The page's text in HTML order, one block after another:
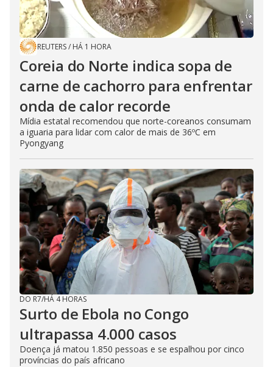
REUTERS/ HÁ 1 HORA
Coreia do Norte indica sopa de
carne de cachorro para enfrentar
onda de calor recorde
Mídia estatal recomendou que norte-coreanos consumam
a iguaria para lidar com calor de mais de 36ºC em
Pyongyang
DO R7/HÁ 4 HORAS
Surto de Ebola no Congo
ultrapassa 4.000 casos
Doença já matou 1.850 pessoas e se espalhou por cinco
províncias do país africano